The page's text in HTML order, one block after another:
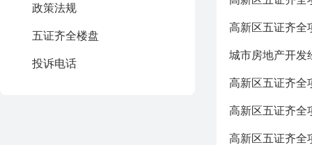
政策法规
五证齐全楼盘
投诉电话
高新区五证齐全
城市房地产开发
高新区五证齐全
高新区五证齐全
高新区五证齐全